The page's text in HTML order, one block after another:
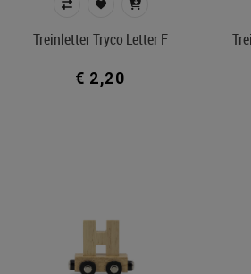
Filters
Treinletter Tryco Letter F
€ 2,20